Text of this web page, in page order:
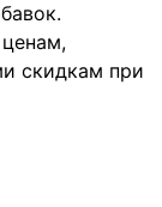
скидкам при